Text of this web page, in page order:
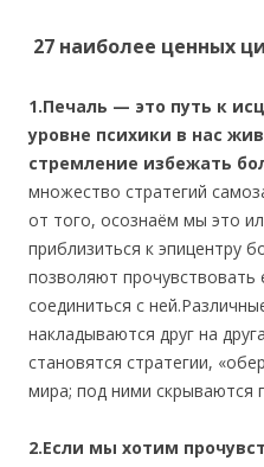
27 наиболее ценных
1.Печаль — это путь к
уровне психики в нас
стремление избежать
множество стратегий
от того, осознаём мы это
приблизиться к эпицентру
позволяют прочувствовать
соединиться с
накладываются друг на
становятся стратегии,
мира; под ними скрываются
2.Если мы хотим